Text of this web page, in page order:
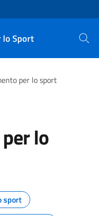
lo Sport Cerca
per lo sport
lo
pagina
sport